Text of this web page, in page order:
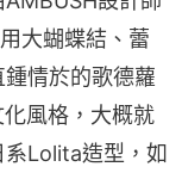
大蝴蝶結、蕾
情於的歌德蘿
風格，大概就
Lolita造型，如